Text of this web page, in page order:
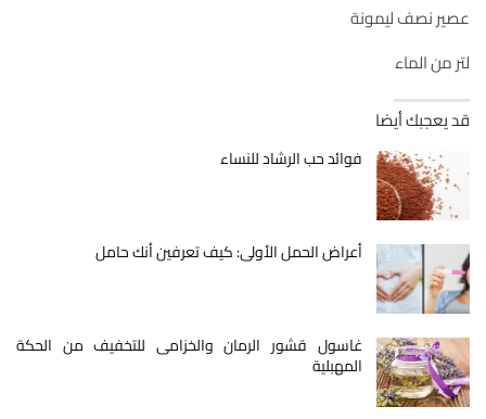
عصير نصف ليمونة
لتر من الماء
قد يعجبك أيضا
فوائد حب الرشاد للنساء
أعراض الحمل الأولى: كيف تعرفين أنك حامل
غاسول قشور الرمان والخزامى للتخفيف من الحكة
المهبلية